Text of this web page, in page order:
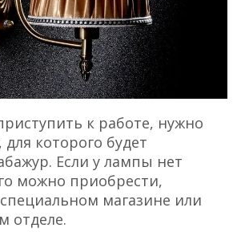
к работе, нужно
для которого будет
Если у лампы нет
можно приобрести,
магазине или
отделе.